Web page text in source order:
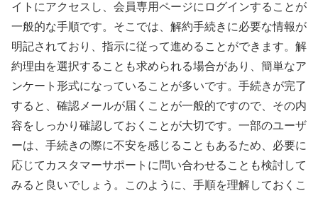
イトにアクセスし、会員専用ページにログインすることが
一般的な手順です。そこでは、解約手続きに必要な情報が
明記されており、指示に従って進めることができます。解
約理由を選択することも求められる場合があり、簡単なア
ンケート形式になっていることが多いです。手続きが完了
すると、確認メールが届くことが一般的ですので、その内
容をしっかり確認しておくことが大切です。一部のユーザ
ーは、手続きの際に不安を感じることもあるため、必要に
応じてカスタマーサポートに問い合わせることも検討して
みると良いでしょう。このように、手順を理解しておくこ